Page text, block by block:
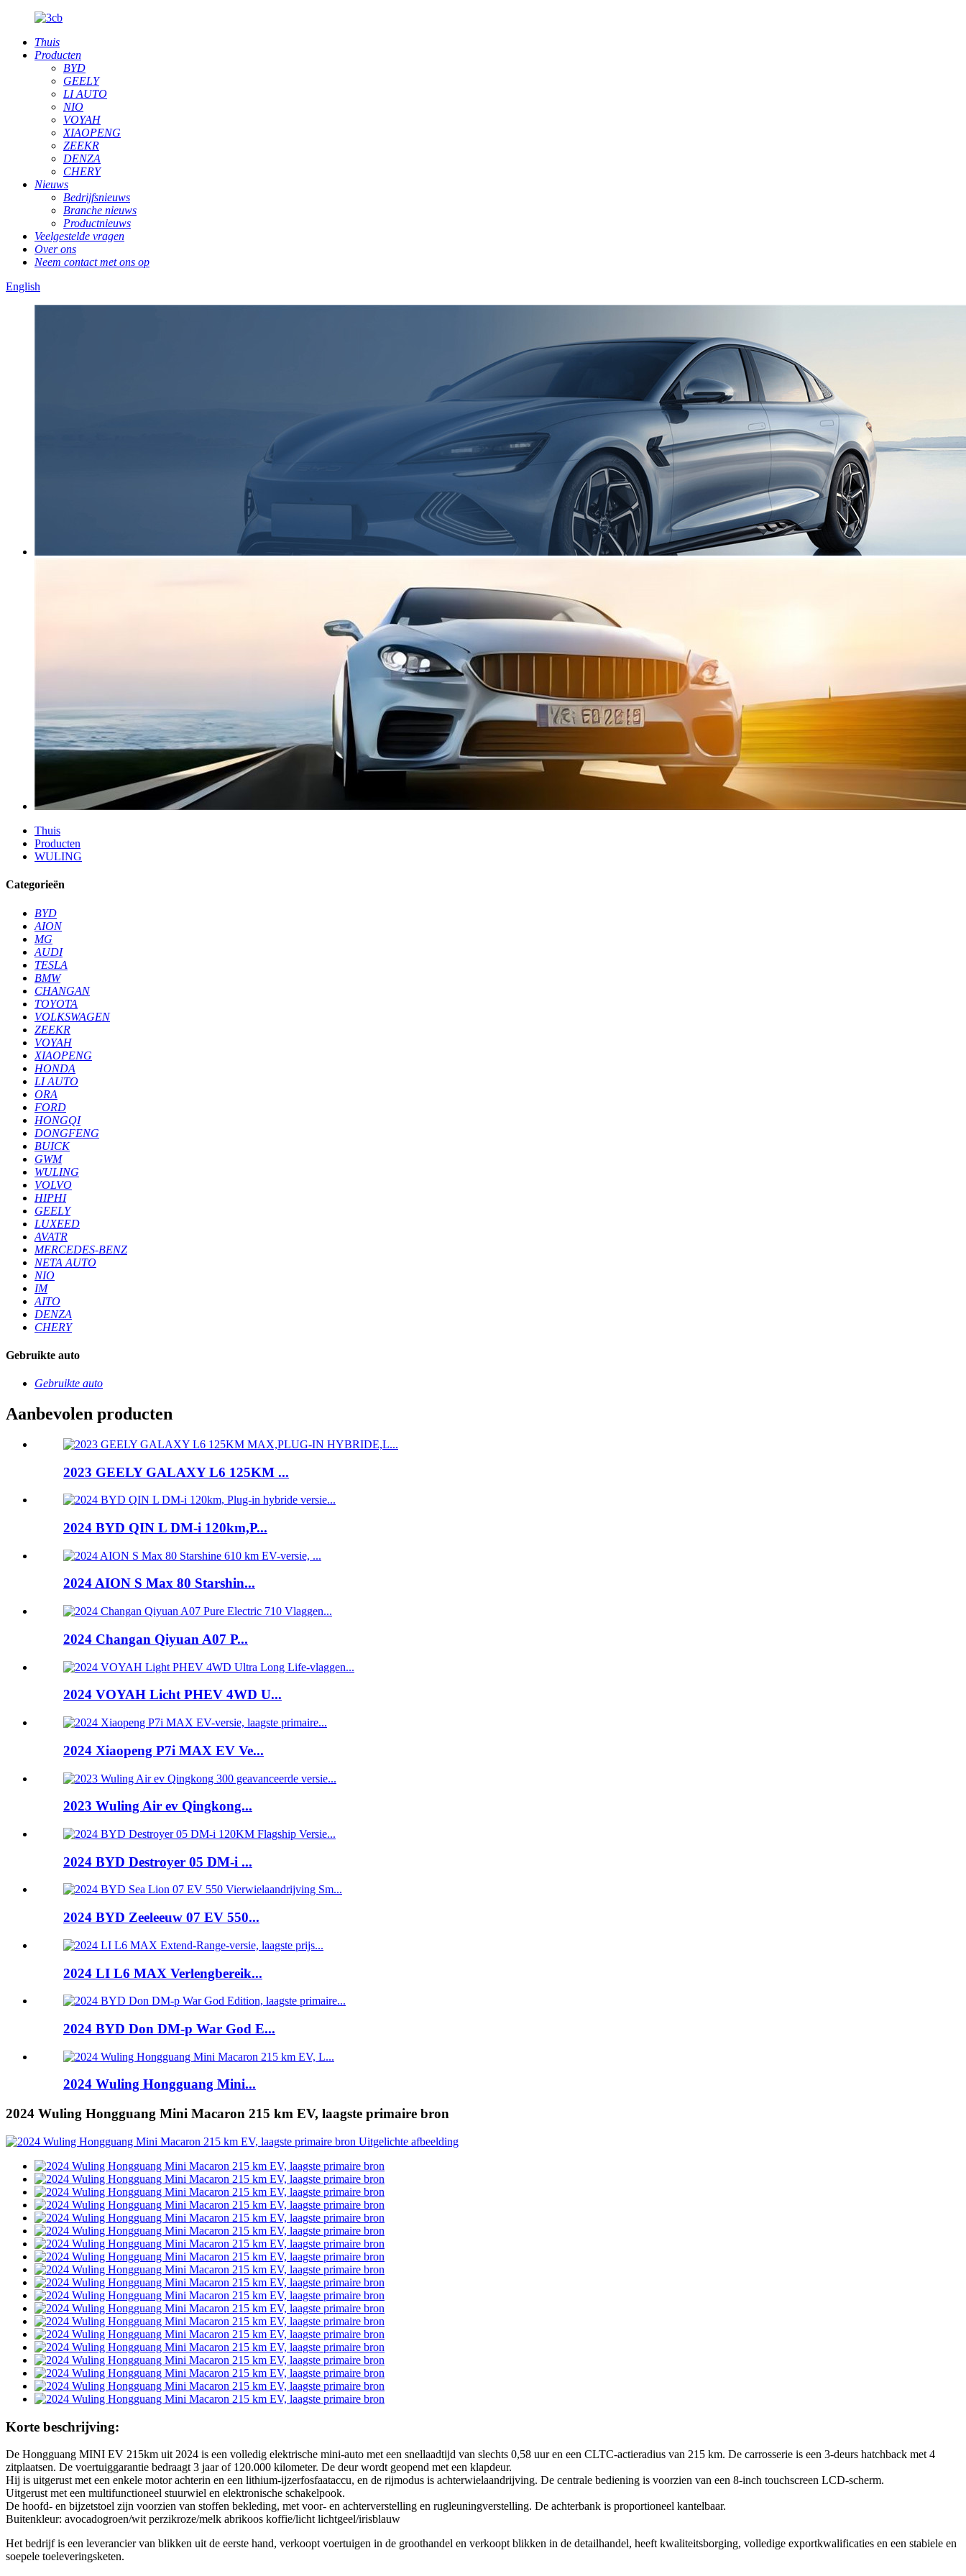
Thuis
Producten
BYD
GEELY
LI AUTO
NIO
VOYAH
XIAOPENG
ZEEKR
DENZA
CHERY
Nieuws
Bedrijfsnieuws
Branche nieuws
Productnieuws
Veelgestelde vragen
Over ons
Neem contact met ons op
English
Thuis
Producten
WULING
Categorieën
BYD
AION
MG
AUDI
TESLA
BMW
CHANGAN
TOYOTA
VOLKSWAGEN
ZEEKR
VOYAH
XIAOPENG
HONDA
LI AUTO
ORA
FORD
HONGQI
DONGFENG
BUICK
GWM
WULING
VOLVO
HIPHI
GEELY
LUXEED
AVATR
MERCEDES-BENZ
NETA AUTO
NIO
IM
AITO
DENZA
CHERY
Gebruikte auto
Gebruikte auto
Aanbevolen producten
2023 GEELY GALAXY L6 125KM ...
2024 BYD QIN L DM-i 120km,P...
2024 AION S Max 80 Starshin...
2024 Changan Qiyuan A07 P...
2024 VOYAH Licht PHEV 4WD U...
2024 Xiaopeng P7i MAX EV Ve...
2023 Wuling Air ev Qingkong...
2024 BYD Destroyer 05 DM-i ...
2024 BYD Zeeleeuw 07 EV 550...
2024 LI L6 MAX Verlengbereik...
2024 BYD Don DM-p War God E...
2024 Wuling Hongguang Mini...
2024 Wuling Hongguang Mini Macaron 215 km EV, laagste primaire bron
Korte beschrijving:
De Hongguang MINI EV 215km uit 2024 is een volledig elektrische mini-auto met een snellaadtijd van slechts 0,58 uur en een CLTC-actieradius van 215 km. De carrosserie is een 3-deurs hatchback met 4
zitplaatsen. De voertuiggarantie bedraagt ​​3 jaar of 120.000 kilometer. De deur wordt geopend met een klapdeur.
Hij is uitgerust met een enkele motor achterin en een lithium-ijzerfosfaataccu, en de rijmodus is achterwielaandrijving. De centrale bediening is voorzien van een 8-inch touchscreen LCD-scherm.
Uitgerust met een multifunctioneel stuurwiel en elektronische schakelpook.
De hoofd- en bijzetstoel zijn voorzien van stoffen bekleding, met voor- en achterverstelling en rugleuningverstelling. De achterbank is proportioneel kantelbaar.
Buitenkleur: avocadogroen/wit perzikroze/melk abrikoos koffie/licht lichtgeel/irisblauw
Het bedrijf is een leverancier van blikken uit de eerste hand, verkoopt voertuigen in de groothandel en verkoopt blikken in de detailhandel, heeft kwaliteitsborging, volledige exportkwalificaties en een stabiele en
soepele toeleveringsketen.